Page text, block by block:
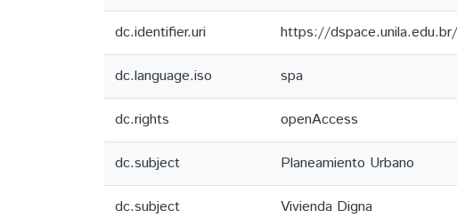
dc.identifier.uri https://
dc.language.iso spa
dc.rights openAccess
dc.subject Planeamiento Urbano
dc.subject Vivienda Digna